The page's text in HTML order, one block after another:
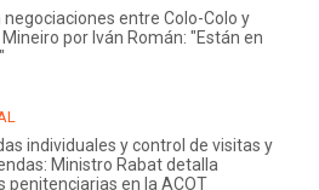
negociaciones entre Colo-Colo y
por Iván Román: "Están en
individuales y control de visitas y
Ministro Rabat detalla
penitenciarias en la ACOT